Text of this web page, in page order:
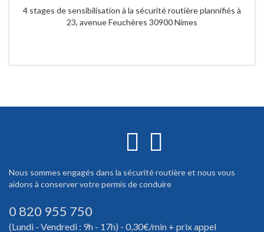
4 stages de sensibilisation à la sécurité routière plannifiés à
23, avenue Feuchères 30900 Nimes
Nous sommes engagés dans la sécurité routière et nous vous
aidons à conserver votre permis de conduire
0 820 955 750
(Lundi - Vendredi : 9h - 17h) - 0,30€/min + prix appel